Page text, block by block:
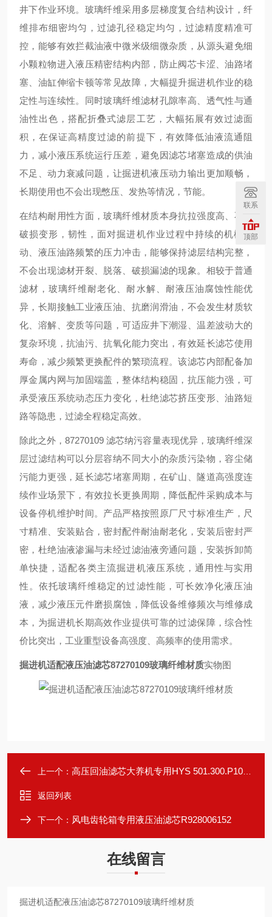
井下作业环境。玻璃纤维采用多层梯度复合结构设计，纤
维排布细密均匀，过滤孔径稳定均匀，过滤精度精准可
控，能够有效拦截油液中微米级细微杂质，从源头避免细
小颗粒物进入液压精密结构内部，防止阀芯卡涩、油路堵
塞、油缸伸缩卡顿等常见故障，大幅提升掘进机作业的稳
定性与连续性。同时玻璃纤维滤材孔隙率高、透气性与通
油性出色，搭配折叠式滤层工艺，大幅拓展有效过滤面
积，在保证高精度过滤的前提下，有效降低油液流通阻
力，减小液压系统运行压差，避免因滤芯堵塞造成的供油
不足、动力衰减问题，让掘进机液压动力输出更加顺畅，
长期使用也不会出现憋压、发热等情况，节能。
在结构耐用性方面，玻璃纤维材质本身抗拉强度高、不易
破损变形，韧性，面对掘进机作业过程中持续的机械震
动、液压油路频繁的压力冲击，能够保持滤层结构完整，
不会出现滤材开裂、脱落、破损漏滤的现象。相较于普通
滤材，玻璃纤维耐老化、耐水解、耐液压油腐蚀性能优
异，长期接触工业液压油、抗磨润滑油，不会发生材质软
化、溶解、变质等问题，可适应井下潮湿、温差波动大的
复杂环境，抗油污、抗氧化能力突出，有效延长滤芯使用
寿命，减少频繁更换配件的繁琐流程。该滤芯内部配备加
厚金属内网与加固端盖，整体结构稳固，抗压能力强，可
承受液压系统动态压力变化，杜绝滤芯挤压变形、油路短
路等隐患，过滤全程稳定高效。
除此之外，87270109 滤芯纳污容量表现优异，玻璃纤维深
层过滤结构可以分层容纳不同大小的杂质污染物，容尘储
污能力更强，延长滤芯堵塞周期，在矿山、隧道高强度连
续作业场景下，有效拉长更换周期，降低配件采购成本与
设备停机维护时间。产品严格按照原厂尺寸标准生产，尺
寸精准、安装贴合，密封配件耐油耐老化，安装后密封严
密，杜绝油液渗漏与未经过滤油液旁通问题，安装拆卸简
单快捷，适配各类主流掘进机液压系统，通用性与实用
性。依托玻璃纤维稳定的过滤性能，可长效净化液压油
液，减少液压元件磨损腐蚀，降低设备维修频次与维修成
本，为掘进机长期高效作业提供可靠的过滤保障，综合性
价比突出，工业重型设备高强度、高频率的使用需求。
掘进机适配液压油滤芯87270109玻璃纤维材质实物图
上一个： 高压回油滤芯大养机专用HYS 501.300.P10ES
返回列表
下一个： 风电齿轮箱专用液压油滤芯R928006152
在线留言
联系
顶部